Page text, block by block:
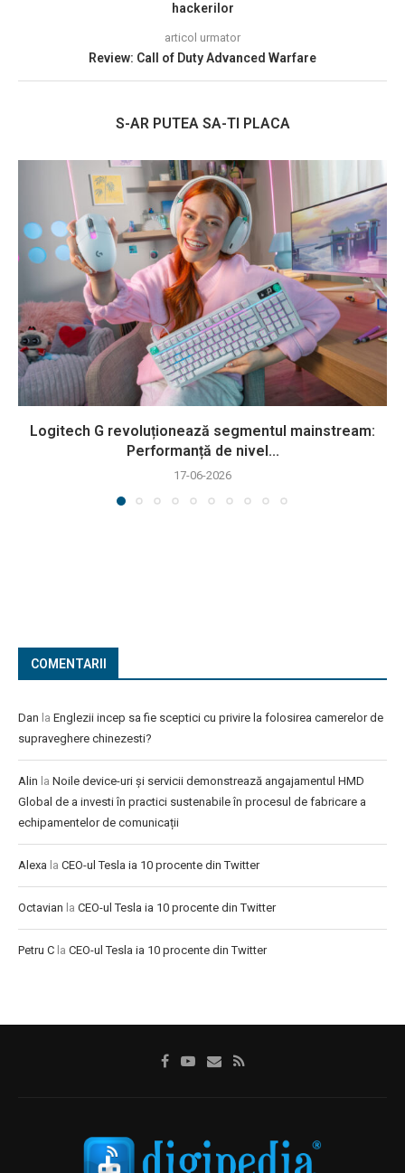
hackerilor
articol urmator
Review: Call of Duty Advanced Warfare
S-AR PUTEA SA-TI PLACA
Logitech G revoluționează segmentul mainstream:
Performanță de nivel...
17-06-2026
COMENTARII
Dan la Englezii incep sa fie sceptici cu privire la folosirea camerelor de
supraveghere chinezesti?
Alin la Noile device-uri și servicii demonstrează angajamentul HMD
Global de a investi în practici sustenabile în procesul de fabricare a
echipamentelor de comunicații
Alexa la CEO-ul Tesla ia 10 procente din Twitter
Octavian la CEO-ul Tesla ia 10 procente din Twitter
Petru C la CEO-ul Tesla ia 10 procente din Twitter